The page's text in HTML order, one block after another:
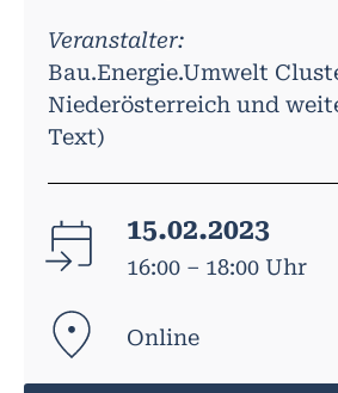
Veranstalter:
Bau.Energie.Umwelt
Niederösterreich und
Text)
15.02.2023
16:00 – 18:00 Uhr
Online